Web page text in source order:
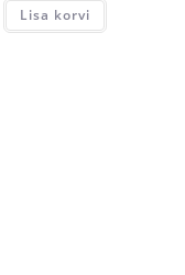
21,90 €.
Lisa korvi